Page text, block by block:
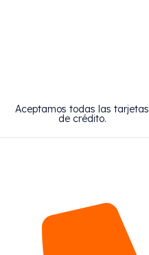
Aceptamos todas las tarjetas
de crédito.